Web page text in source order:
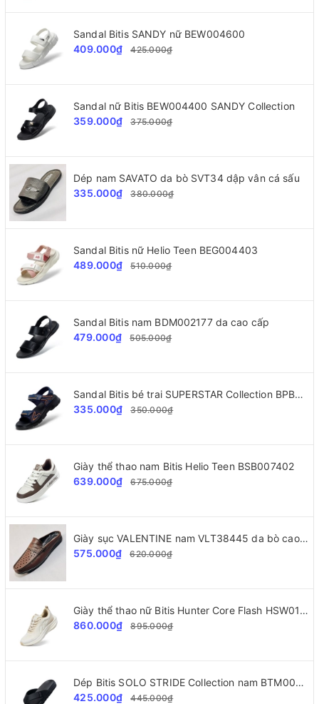
Sandal Bitis SANDY nữ BEW004600
409.000₫
425.000₫
Sandal nữ Bitis BEW004400 SANDY Collection
359.000₫
375.000₫
Dép nam SAVATO da bò SVT34 dập vân cá sấu
335.000₫
380.000₫
Sandal Bitis nữ Helio Teen BEG004403
489.000₫
510.000₫
Sandal Bitis nam BDM002177 da cao cấp
479.000₫
505.000₫
Sandal Bitis bé trai SUPERSTAR Collection BPB000500
335.000₫
350.000₫
Giày thể thao nam Bitis Helio Teen BSB007402
639.000₫
675.000₫
Giày sục VALENTINE nam VLT38445 da bò cao cấp
575.000₫
620.000₫
Giày thể thao nữ Bitis Hunter Core Flash HSW010800
860.000₫
895.000₫
Dép Bitis SOLO STRIDE Collection nam BTM002277
425.000₫
445.000₫